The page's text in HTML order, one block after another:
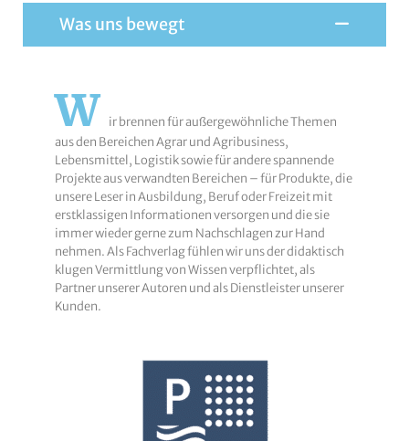
Was uns bewegt
W
ir brennen für außergewöhnliche Themen
aus den Bereichen Agrar und Agribusiness,
Lebensmittel, Logistik sowie für andere spannende
Projekte aus verwandten Bereichen – für Produkte, die
unsere Leser in Ausbildung, Beruf oder Freizeit mit
erstklassigen Informationen versorgen und die sie
immer wieder gerne zum Nachschlagen zur Hand
nehmen. Als Fachverlag fühlen wir uns der didaktisch
klugen Vermittlung von Wissen verpflichtet, als
Partner unserer Autoren und als Dienstleister unserer
Kunden.